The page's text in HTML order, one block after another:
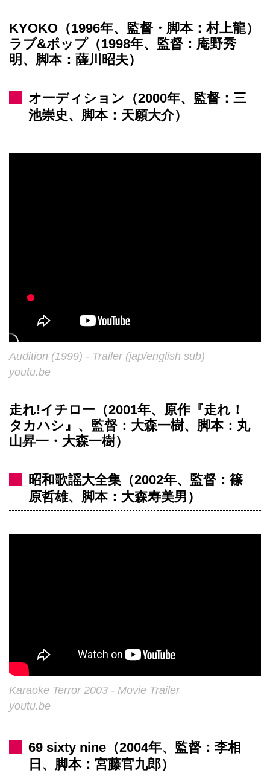
KYOKO（1996年、監督・脚本：村上龍）
ラブ&ポップ（1998年、監督：庵野秀
明、脚本：薩川昭夫）
オーディション（2000年、監督：三
池崇史、脚本：天願大介）
Audition (1999) - Trailer (jap/english sub)
youtu.be
走れ!イチロー（2001年、原作『走れ！
タカハシ』、監督：大森一樹、脚本：丸
山昇一・大森一樹）
昭和歌謡大全集（2002年、監督：篠
原哲雄、脚本：大森寿美男）
Karaoke Terror 2003 - Movie Trailer
youtu.be
69 sixty nine（2004年、監督：李相
日、脚本：宮藤官九郎）